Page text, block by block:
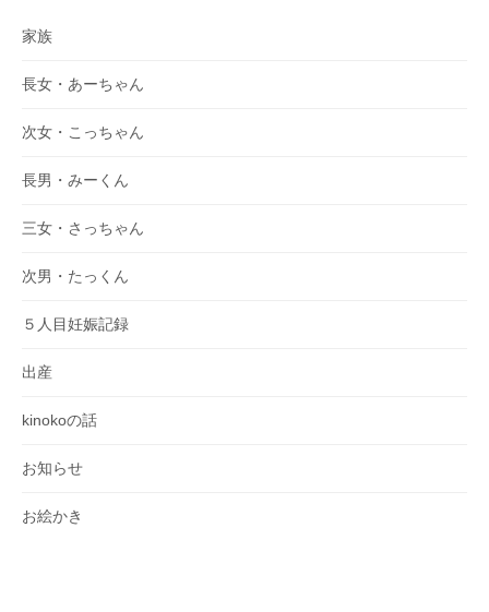
家族
長女・あーちゃん
次女・こっちゃん
長男・みーくん
三女・さっちゃん
次男・たっくん
５人目妊娠記録
出産
kinokoの話
お知らせ
お絵かき